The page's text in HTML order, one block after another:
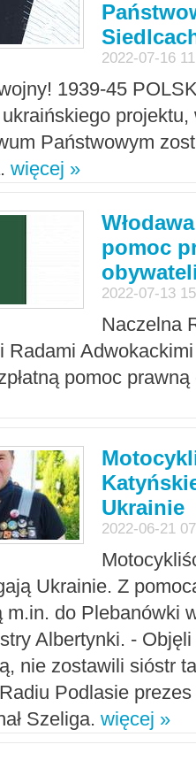
2022-07-16
1939-45
Państwowym
więcej »
pomoc
2022-07-13
Naczelna
Adwokackimi
pomoc
Ukrainie
2022-06-21
Ukrainie. Z
m.in. do Plebanówki
Albertynki. -
nie zostawili sióstr
Podlasie
Szeliga. więcej »